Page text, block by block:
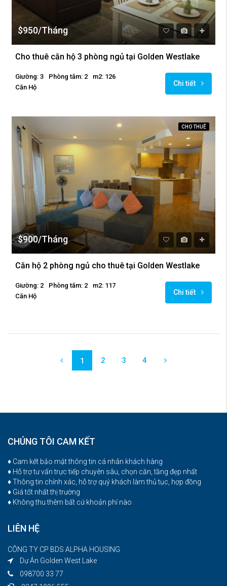
$950/Tháng
Cho thuê căn hộ 3 phòng ngủ tại Golden Westlake
Giường: 3 Phòng tắm: 2
m2: 126
Căn Hộ
Chi tiết
CHO THUÊ
$900/Tháng
Căn hộ 2 phòng ngủ cho thuê tại Golden Westlake
Giường: 2 Phòng tắm: 2
m2: 117
Căn Hộ
Chi tiết
1 2 3 4
CHÚNG TÔI CAM KẾT
♦ Cam kết bảo mật thông tin cá nhân khách hàng
♦ Hỗ trợ tư vấn trực tiếp chuyên sâu, chọn căn, tầng đẹp nhất
♦ Thông tin chính xác, hỗ trợ quý khách làm thủ tục, hợp đồng
♦ Giá tốt nhất thị trường
♦ Không thu thêm bất cứ khoản phí nào
LIÊN HỆ
CÔNG TY CP BDS ALPHA HOUSING
Dự Án Golden West Lake
098700 33 77